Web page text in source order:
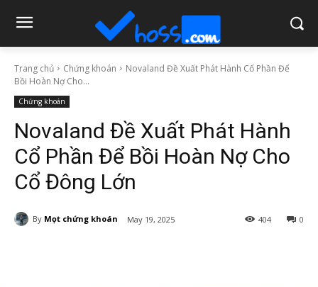
Trang chủ Chứng khoán
Novaland Đề Xuất Phát Hành Cổ Phần Để
Bồi Hoàn Nợ Cho...
Chứng khoán
Novaland Đề Xuất Phát Hành
Cổ Phần Để Bồi Hoàn Nợ Cho
Cổ Đông Lớn
By Mọt chứng khoán May 19, 2025 0
404